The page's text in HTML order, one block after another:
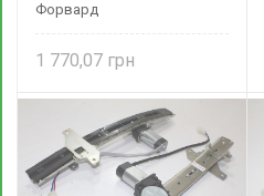
Форвард
1 770,07